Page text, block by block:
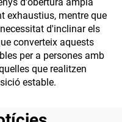
exhaustius, mentre que
d'inclinar els
converteix aquests
per a persones amb
que realitzen
estable.